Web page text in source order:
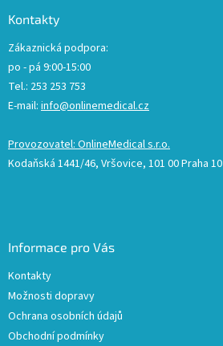
Kontakty
Zákaznická podpora:
po - pá 9:00-15:00
Tel.: 253 253 753
E-mail: info@onlinemedical.cz
Provozovatel: OnlineMedical s.r.o.
Kodaňská 1441/46, Vršovice, 101 00 Praha 10
Informace pro Vás
Kontakty
Možnosti dopravy
Ochrana osobních údajů
Obchodní podmínky